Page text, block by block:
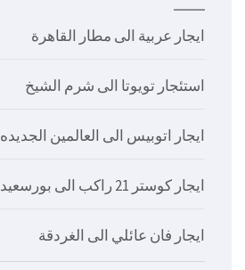
ايجار عربية الى مطار القاهرة
استئجار تويوتا الى شرم الشيخ
ايجار اتوبيس الى العالمين الجديده
ايجار كوستر 21 راكب الى بورسعيد
ايجار فان عائلي الى الغردقة